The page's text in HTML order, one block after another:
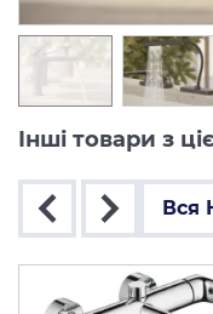
Інші товари з
Вся